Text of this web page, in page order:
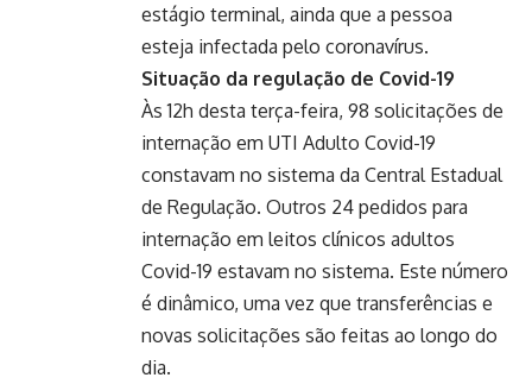
estágio terminal, ainda que a pessoa
esteja infectada pelo coronavírus.
Situação da regulação de Covid-19
Às 12h desta terça-feira, 98 solicitações de
internação em UTI Adulto Covid-19
constavam no sistema da Central Estadual
de Regulação. Outros 24 pedidos para
internação em leitos clínicos adultos
Covid-19 estavam no sistema. Este número
é dinâmico, uma vez que transferências e
novas solicitações são feitas ao longo do
dia.